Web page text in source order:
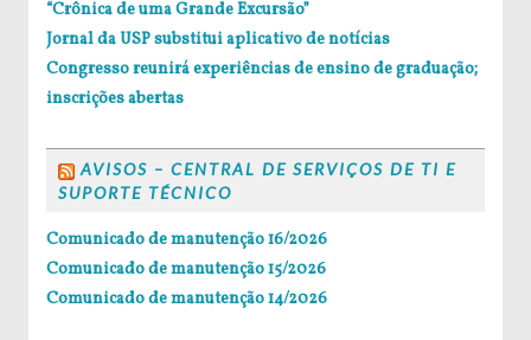
“Crônica de uma Grande Excursão”
Jornal da USP substitui aplicativo de notícias
Congresso reunirá experiências de ensino de graduação;
inscrições abertas
AVISOS – CENTRAL DE SERVIÇOS DE TI E
SUPORTE TÉCNICO
Comunicado de manutenção 16/2026
Comunicado de manutenção 15/2026
Comunicado de manutenção 14/2026